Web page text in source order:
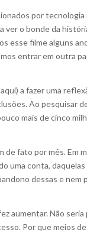
por tecnologia
o bonde da
esse filme alguns
entrar em outra
a fazer uma
Ao pesquisar
mais de cinco
fato por mês. Em
uma conta,
dessas e
aumentar. Não
Por que meios